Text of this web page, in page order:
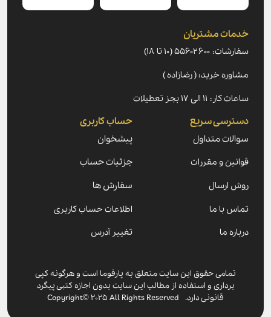
خدمات مشتریان
سفارشات: ۵۵۶۰۲۶۰۰ (۱۰ تا ۱۸)
مشاوره خرید: ( رضازاده )
ساعات کار: ۱۱ الی ۱۷ بجز تعطیلات
دسترسی سریع
سوالات متداول
قوانین و مقررات
روش ارسال
تماس با ما
درباره ما
حساب کاربری
پیشخوان
جزئیات حساب
سفارش ها
اطلاعات حساب کاربری
تغییر آدرس
تمامی حقوق این سایت متعلق به پارفوما است و هرگونه کپی
برداری و استفاده از مطالب این سایت بدون اجازه کتبی پیگرد
قانونی دارد. Copyright© 2025 All Rights Reserved